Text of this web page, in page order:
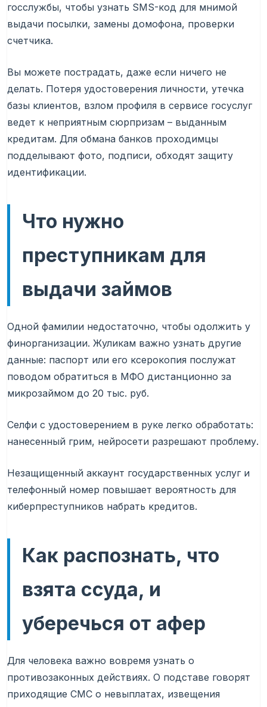
госслужбы, чтобы узнать SMS-код для мнимой
выдачи посылки, замены домофона, проверки
счетчика.
Вы можете пострадать, даже если ничего не
делать. Потеря удостоверения личности, утечка
базы клиентов, взлом профиля в сервисе госуслуг
ведет к неприятным сюрпризам – выданным
кредитам. Для обмана банков проходимцы
подделывают фото, подписи, обходят защиту
идентификации.
Что нужно
преступникам для
выдачи займов
Одной фамилии недостаточно, чтобы одолжить у
финорганизации. Жуликам важно узнать другие
данные: паспорт или его ксерокопия послужат
поводом обратиться в МФО дистанционно за
микрозаймом до 20 тыс. руб.
Селфи с удостоверением в руке легко обработать:
нанесенный грим, нейросети разрешают проблему.
Незащищенный аккаунт государственных услуг и
телефонный номер повышает вероятность для
киберпреступников набрать кредитов.
Как распознать, что
взята ссуда, и
уберечься от афер
Для человека важно вовремя узнать о
противозаконных действиях. О подставе говорят
приходящие СМС о невыплатах, извещения